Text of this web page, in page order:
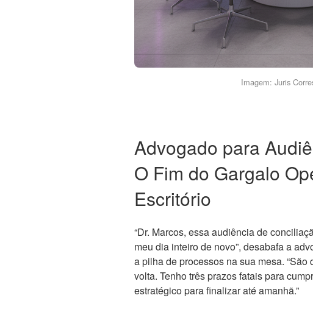
Imagem: Juris
Advogado para
O Fim do Gargalo
Escritório
“Dr. Marcos, essa audiência de
meu dia inteiro de novo”, desabafa a
a pilha de processos na sua mesa.
volta. Tenho três prazos fatais para
estratégico para finalizar até amanhã.”